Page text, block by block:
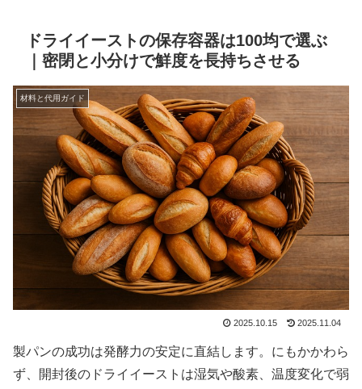
ドライイーストの保存容器は100均で選ぶ
｜密閉と小分けで鮮度を長持ちさせる
材料と代用ガイド
2025.10.15 2025.11.04
製パンの成功は発酵力の安定に直結します。にもかかわら
ず、開封後のドライイーストは湿気や酸素、温度変化で弱